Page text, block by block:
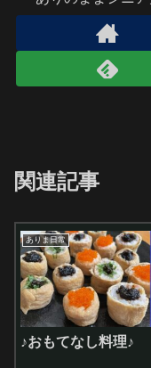
関連記事
ありま日常
♪おもてなし料理♪